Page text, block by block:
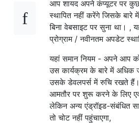
आप शायद अपने कंप्यूटर पर कुछ
स्थापित नहीं करेंगे जिसके
बिना वेबसाइट पर सुना था। ,
प्रोग्राम / नवीनतम अपडेट
यहां समान नियम - अपने आप
उस कार्यक्रम के बारे में अधिक
उसके डेवलपर्स में रुचि रखते हैं।
आमतौर पर शुरू करने के लिए
लेकिन अन्य एंड्रॉइड-संबंधित
तो चोट नहीं पहुंचाएगा,